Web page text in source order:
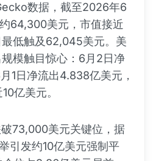
数据，截至2026年6
64,300美元，市值接近
低触及62,045美元。美
模触目惊心：6月2日净
1日净流出4.838亿美元，
亿美元。
73,000美元关键位，据
引发约10亿美元强制平